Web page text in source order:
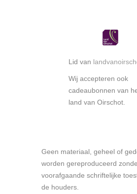
Lid van
Wij accepteren ook
cadeaubonnen van
land van Oirschot.
Geen materiaal, geheel of
worden gereproduceerd
voorafgaande schriftelijke
de houders.